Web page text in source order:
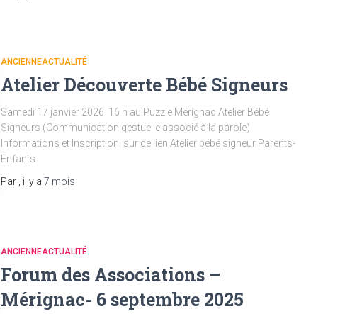
ANCIENNEACTUALITÉ
Atelier Découverte Bébé Signeurs
Samedi 17 janvier 2026 16 h au Puzzle Mérignac Atelier Bébé
Signeurs (Communication gestuelle associé à la parole)
Informations et Inscription sur ce lien Atelier bébé signeur Parents-
Enfants
Par
, il y a7 mois
ANCIENNEACTUALITÉ
Forum des Associations –
Mérignac- 6 septembre 2025